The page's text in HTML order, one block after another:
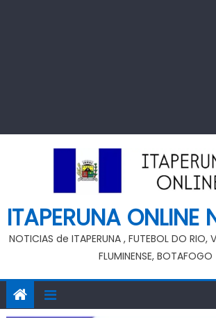
ITAPERUNA ONLINE
NOTICIAS de ITAPERUNA , FUTEBOL DO RIO,
FLUMINENSE, BOTAFOGO